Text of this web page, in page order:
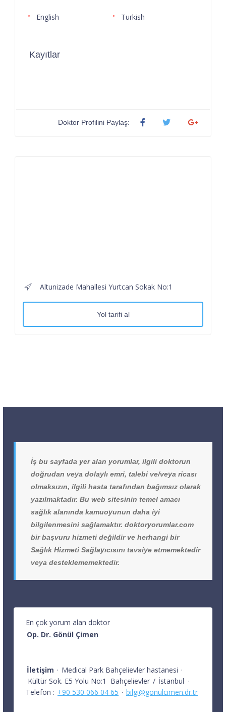
English Turkish
Kayıtlar
Doktor Profilini Paylaş:
Altunizade Mahallesi Yurtcan Sokak No:1
Yol tarifi al
İş bu sayfada yer alan yorumlar, ilgili doktorun
doğrudan veya dolaylı emri, talebi ve/veya ricası
olmaksızın, ilgili hasta tarafından bağımsız olarak
yazılmaktadır. Bu web sitesinin temel amacı
sağlık alanında kamuoyunun daha iyi
bilgilenmesini sağlamaktır. doktoryorumlar.com
bir başvuru hizmeti değildir ve herhangi bir
Sağlık Hizmeti Sağlayıcısını tavsiye etmemektedir
veya desteklememektedir.
En çok yorum alan doktor
Op. Dr. Gönül Çimen
İletişim · Medical Park Bahçelievler hastanesi ·
Kültür Sok. E5 Yolu No:1
Bahçelievler / İstanbul ·
Telefon : +90 530 066 04 65 · bilgi@gonulcimen.dr.tr